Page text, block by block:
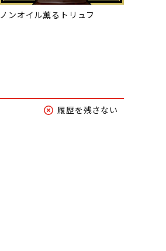
ノンオイル薫るトリュフ
履歴を残さない